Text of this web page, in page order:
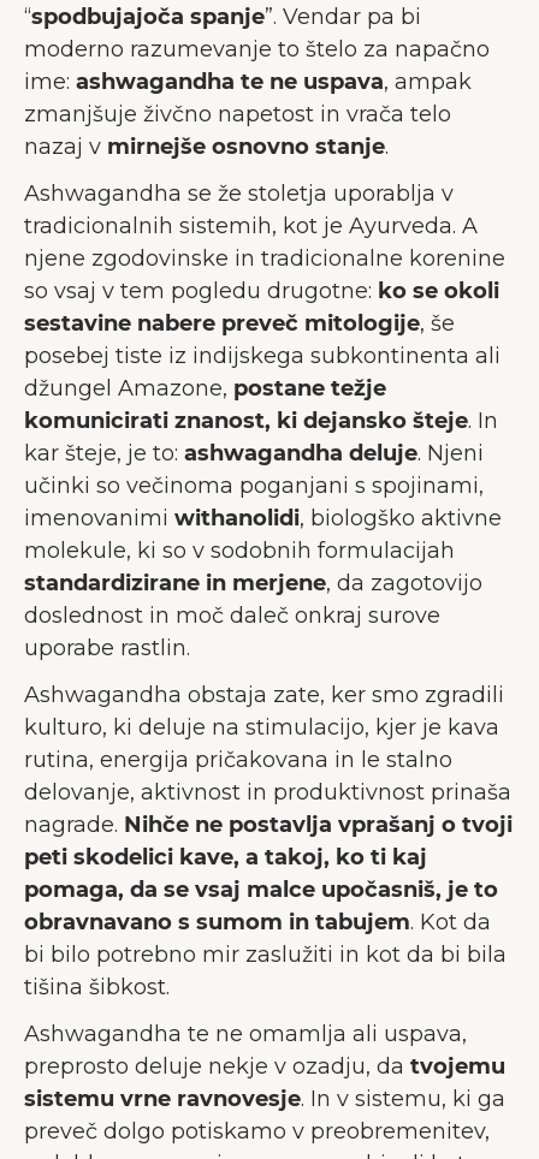
“spodbujajoča spanje”. Vendar pa bi
moderno razumevanje to štelo za napačno
ime: ashwagandha te ne uspava, ampak
zmanjšuje živčno napetost in vrača telo
nazaj v mirnejše osnovno stanje.
Ashwagandha se že stoletja uporablja v
tradicionalnih sistemih, kot je Ayurveda. A
njene zgodovinske in tradicionalne korenine
so vsaj v tem pogledu drugotne: ko se okoli
sestavine nabere preveč mitologije, še
posebej tiste iz indijskega subkontinenta ali
džungel Amazone, postane težje
komunicirati znanost, ki dejansko šteje. In
kar šteje, je to: ashwagandha deluje. Njeni
učinki so večinoma poganjani s spojinami,
imenovanimi withanolidi, biologško aktivne
molekule, ki so v sodobnih formulacijah
standardizirane in merjene, da zagotovijo
doslednost in moč daleč onkraj surove
uporabe rastlin.
Ashwagandha obstaja zate, ker smo zgradili
kulturo, ki deluje na stimulacijo, kjer je kava
rutina, energija pričakovana in le stalno
delovanje, aktivnost in produktivnost prinaša
nagrade. Nihče ne postavlja vprašanj o tvoji
peti skodelici kave, a takoj, ko ti kaj
pomaga, da se vsaj malce upočasniš, je to
obravnavano s sumom in tabujem. Kot da
bi bilo potrebno mir zaslužiti in kot da bi bila
tišina šibkost.
Ashwagandha te ne omamlja ali uspava,
preprosto deluje nekje v ozadju, da tvojemu
sistemu vrne ravnovesje. In v sistemu, ki ga
preveč dolgo potiskamo v preobremenitev,